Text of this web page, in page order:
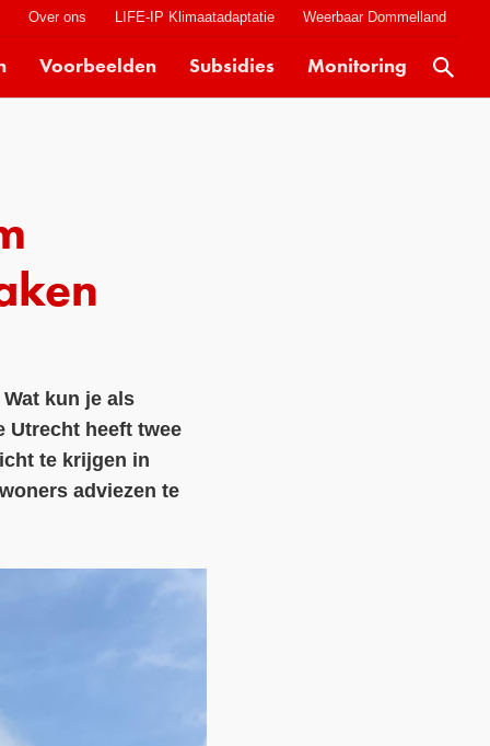
Over ons LIFE-IP Klimaatadaptatie Weerbaar Dommelland
Voorbeelden Subsidies Monitoring
kun je als
Utrecht heeft twee
te krijgen in
adviezen te